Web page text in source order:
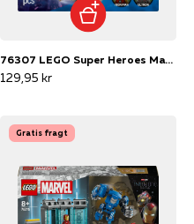
76307 LEGO Super Heroes Marvel Iron Man-mech mod Ultron
129,95 kr
Gratis fragt